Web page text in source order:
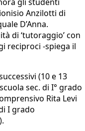
Anzilotti di
D’Anna.
di ‘tutoraggio’ con
reciproci -spiega il
(10 e 13
sec. di I° grado
Rita Levi
I grado